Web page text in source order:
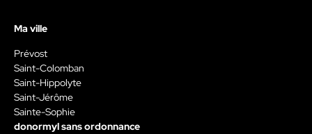
Ma ville
Prévost
Saint-Colomban
Saint-Hippolyte
Saint-Jérôme
Sainte-Sophie
donormyl sans ordonnance